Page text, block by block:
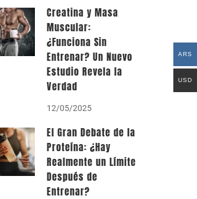
Creatina y Masa
Muscular:
¿Funciona Sin
Entrenar? Un Nuevo
Estudio Revela la
Verdad
12/05/2025
El Gran Debate de la
Proteína: ¿Hay
Realmente un Límite
Después de
Entrenar?
ARS
USD